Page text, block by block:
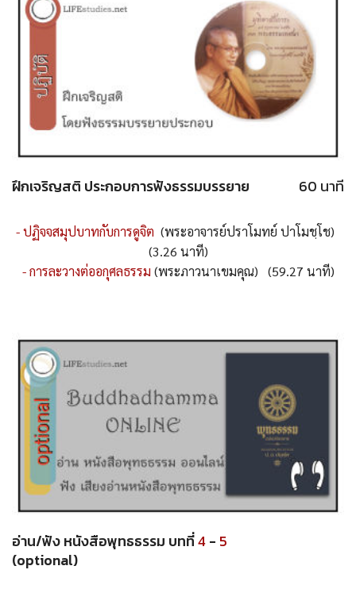
ฝึกเจริญสติ ประกอบการฟังธรรมบรรยาย 60 นาที
- ปฏิจจสมุปบาทกับการดูจิต (พระอาจารย์ปราโมทย์ ปาโมชฺโช)
(3.26 นาที)
- การละวางต่ออกุศลธรรม (พระภาวนาเขมคุณ) (59.27 นาที)
อ่าน/ฟัง หนังสือพุทธธรรม บทที่4- 5
(optional)